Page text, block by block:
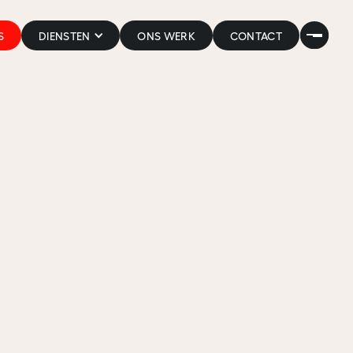
DIENSTEN ONS WERK CONTACT